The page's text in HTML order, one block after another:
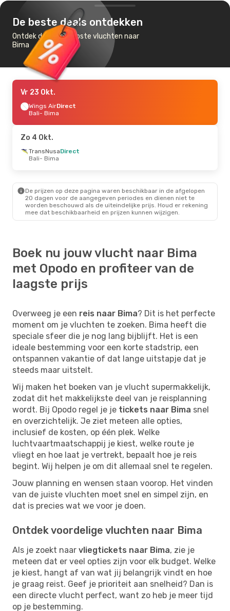
De beste deals ontdekken
Ontdek de goedkoopste vluchten naar
Bima
Vr 23 Okt.
Wings AirDirect
Bali- Bima
Zo 4 Okt.
TransNusaDirect
Bali- Bima
De prijzen op deze pagina waren beschikbaar in de afgelopen
20 dagen voor de aangegeven periodes en dienen niet te
worden beschouwd als de uiteindelijke prijs. Houd er rekening
mee dat beschikbaarheid en prijzen kunnen wijzigen.
Boek nu jouw vlucht naar Bima
met Opodo en profiteer van de
laagste prijs
Overweeg je een reis naar Bima? Dit is het perfecte
moment om je vluchten te zoeken. Bima heeft die
speciale sfeer die je nog lang bijblijft. Het is een
ideale bestemming voor een korte stadstrip, een
ontspannen vakantie of dat lange uitstapje dat je
steeds maar uitstelt.
Wij maken het boeken van je vlucht supermakkelijk,
zodat dit het makkelijkste deel van je reisplanning
wordt. Bij Opodo regel je je tickets naar Bima snel
en overzichtelijk. Je ziet meteen alle opties,
inclusief de kosten, op één plek. Welke
luchtvaartmaatschappij je kiest, welke route je
vliegt en hoe laat je vertrekt, bepaalt hoe je reis
begint. Wij helpen je om dit allemaal snel te regelen.
Jouw planning en wensen staan voorop. Het vinden
van de juiste vluchten moet snel en simpel zijn, en
dat is precies wat we voor je doen.
Ontdek voordelige vluchten naar Bima
Als je zoekt naar vliegtickets naar Bima, zie je
meteen dat er veel opties zijn voor elk budget. Welke
je kiest, hangt af van wat jij belangrijk vindt en hoe
je graag reist. Geef je prioriteit aan snelheid? Dan is
een directe vlucht perfect, want zo heb je meer tijd
op je bestemming.